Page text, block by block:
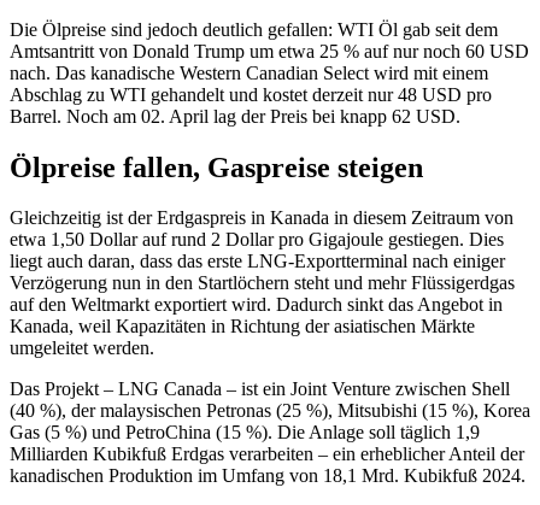
Die Ölpreise sind jedoch deutlich gefallen: WTI Öl gab seit dem
Amtsantritt von Donald Trump um etwa 25 % auf nur noch 60 USD
nach. Das kanadische Western Canadian Select wird mit einem
Abschlag zu WTI gehandelt und kostet derzeit nur 48 USD pro
Barrel. Noch am 02. April lag der Preis bei knapp 62 USD.
Ölpreise fallen, Gaspreise steigen
Gleichzeitig ist der Erdgaspreis in Kanada in diesem Zeitraum von
etwa 1,50 Dollar auf rund 2 Dollar pro Gigajoule gestiegen. Dies
liegt auch daran, dass das erste LNG-Exportterminal nach einiger
Verzögerung nun in den Startlöchern steht und mehr Flüssigerdgas
auf den Weltmarkt exportiert wird. Dadurch sinkt das Angebot in
Kanada, weil Kapazitäten in Richtung der asiatischen Märkte
umgeleitet werden.
Das Projekt – LNG Canada – ist ein Joint Venture zwischen Shell
(40 %), der malaysischen Petronas (25 %), Mitsubishi (15 %), Korea
Gas (5 %) und PetroChina (15 %). Die Anlage soll täglich 1,9
Milliarden Kubikfuß Erdgas verarbeiten – ein erheblicher Anteil der
kanadischen Produktion im Umfang von 18,1 Mrd. Kubikfuß 2024.